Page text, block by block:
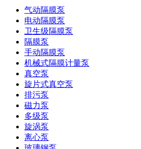
气动隔膜泵
电动隔膜泵
卫生级隔膜泵
隔膜泵
手动隔膜泵
机械式隔膜计量泵
真空泵
旋片式真空泵
排污泵
磁力泵
多级泵
旋涡泵
离心泵